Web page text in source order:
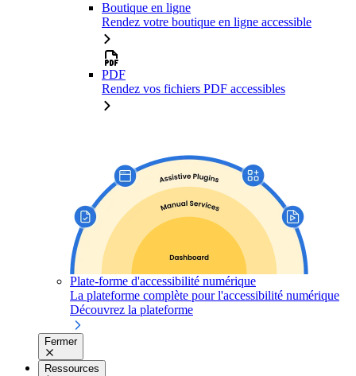
Boutique en ligne
Rendez votre boutique en ligne accessible
PDF
Rendez vos fichiers PDF accessibles
Plate-forme d'accessibilité numérique
La plateforme complète pour l'accessibilité numérique
Découvrez la plateforme
Fermer
Ressources